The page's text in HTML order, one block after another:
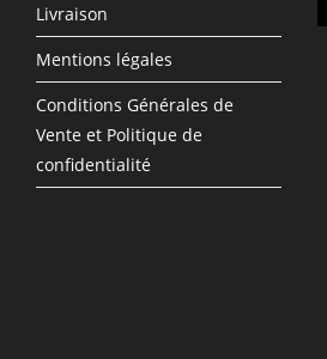
Livraison
Mentions légales
Conditions Générales de
Vente et Politique de
confidentialité